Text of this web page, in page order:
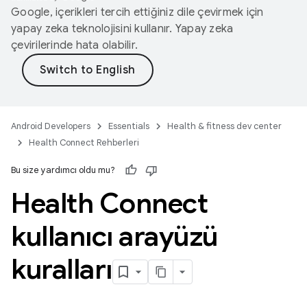
Google, içerikleri tercih ettiğiniz dile çevirmek için
yapay zeka teknolojisini kullanır. Yapay zeka
çevirilerinde hata olabilir.
Android Developers Essentials
Health & fitness dev center
Health Connect Rehberleri
Bu size yardımcı oldu mu?
Health Connect
kullanıcı arayüzü
kuralları